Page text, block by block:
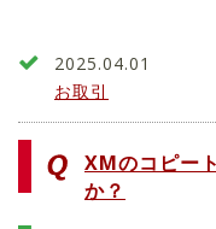
2025.04.01
お取引
XMのコピー
か？